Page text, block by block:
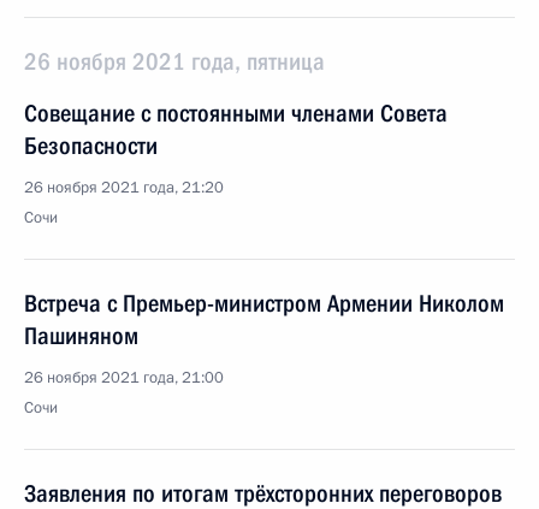
26 ноября 2021 года, пятница
Совещание с постоянными членами Совета
Безопасности
26 ноября 2021 года, 21:20
Сочи
Встреча с Премьер-министром Армении Николом
Пашиняном
26 ноября 2021 года, 21:00
Сочи
Заявления по итогам трёхсторонних переговоров